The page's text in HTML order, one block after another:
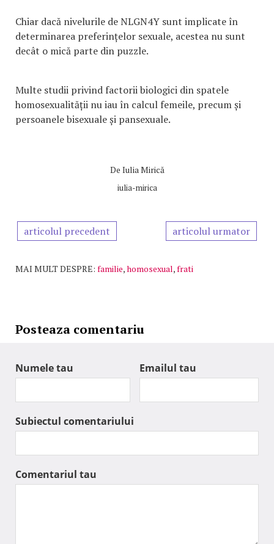
Chiar dacă nivelurile de NLGN4Y sunt implicate în
determinarea preferințelor sexuale, acestea nu sunt
decât o mică parte din puzzle.
Multe studii privind factorii biologici din spatele
homosexualității nu iau în calcul femeile, precum și
persoanele bisexuale și pansexuale.
De Iulia Mirică
iulia-mirica
articolul precedent articolul urmator
MAI MULT DESPRE: familie,homosexual,frati
Posteaza comentariu
Numele tau Emailul tau
Subiectul comentariului
Comentariul tau